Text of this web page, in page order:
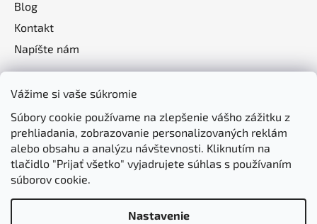
Vážime si vaše súkromie
Súbory cookie používame na zlepšenie vášho zážitku z
prehliadania, zobrazovanie personalizovaných reklám
alebo obsahu a analýzu návštevnosti. Kliknutím na
tlačidlo "Prijať všetko" vyjadrujete súhlas s používaním
súborov cookie.
Nastavenie
Blog
Kontakt
Napíšte nám